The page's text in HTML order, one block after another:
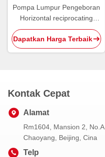
Pompa Lumpur Pengeboran
Horizontal reciprocating
Piston Pump Untuk Sumur
Air / Pengeboran Inti
Dapatkan Harga Terbaik
Kontak Cepat
Alamat
Rm1604, Mansion 2,
Chaoyang, Beijing, Cina
Telp